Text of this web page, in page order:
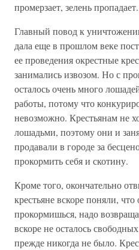
промерзает, зелень пропадает.
Главный повод к
дала еще в прошлом веке
ее проведения окрестные
занимались извозом. Но с
осталось очень много
работы, потому что
невозможно. Крестьянам не
лошадьми, поэтому они и
продавали в городе за
прокормить себя и скотину.
Кроме того, окончательно
крестьяне вскоре поняли,
прокормишься, надо
вскоре не осталось
прежде никогда не было.